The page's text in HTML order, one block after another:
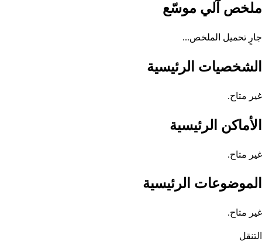
ملخص آلي موسّع
جارٍ تحميل الملخص...
الشخصيات الرئيسية
غير متاح.
الأماكن الرئيسية
غير متاح.
الموضوعات الرئيسية
غير متاح.
التنقل